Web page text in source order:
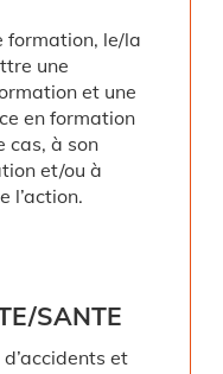
formation, le/la
une
et une
en formation
cas, à son
et/ou à
l’action.
SANTE
et